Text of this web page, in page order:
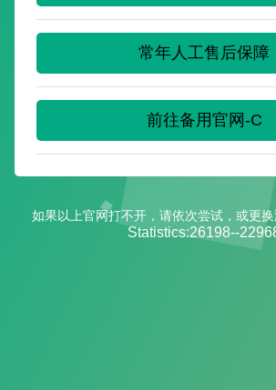
常年人工售后保障
前往备用官网-C
如果以上官网打不开，请依次尝试，或更
Statistics:26198--